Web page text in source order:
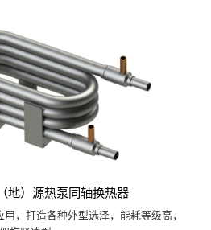
地）源热泵同轴换热器
，打造各种外型选泽，能耗等级高，